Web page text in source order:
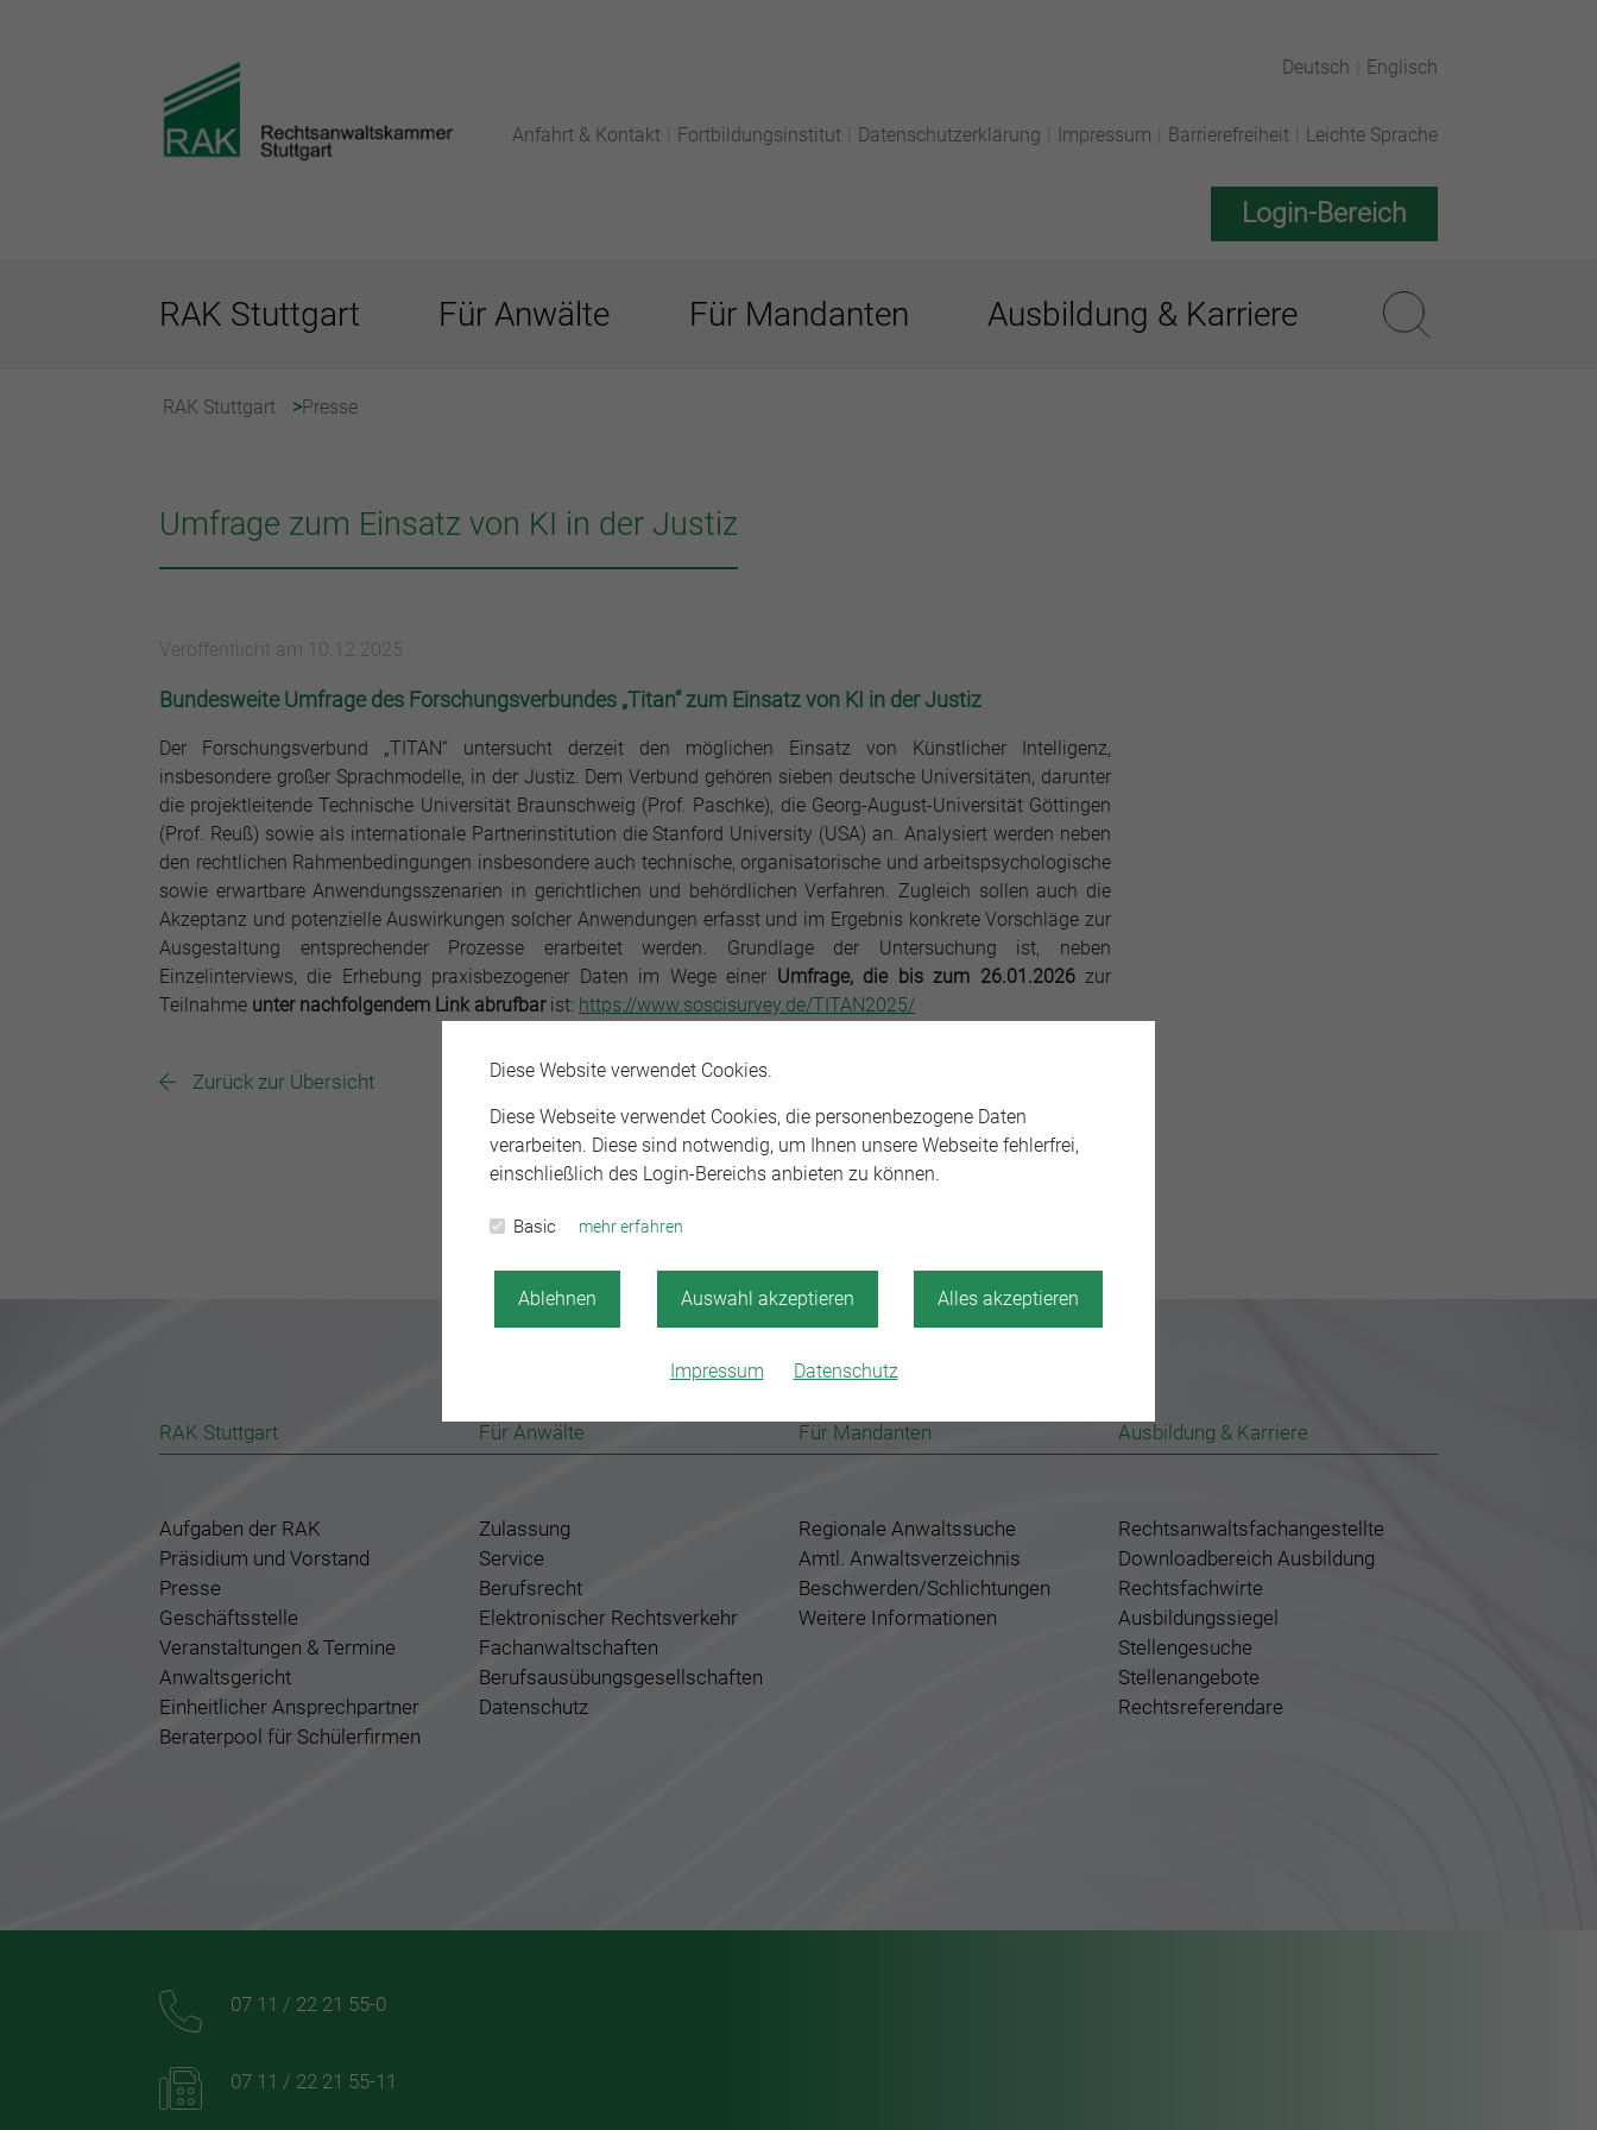
Diese Website verwendet Cookies.
Diese Webseite verwendet Cookies, die personenbezogene Daten
verarbeiten. Diese sind notwendig, um Ihnen unsere Webseite fehlerfrei,
einschließlich des Login-Bereichs anbieten zu können.
Basic mehr erfahren
Ablehnen Auswahl akzeptieren Alles akzeptieren
Impressum Datenschutz
Deutsch Englisch
Anfahrt & Kontakt Fortbildungsinstitut Datenschutzerklärung Impressum Barrierefreiheit Leichte Sprache
Login-Bereich
RAK Stuttgart Für Anwälte Für Mandanten Ausbildung & Karriere
RAK Stuttgart Presse
Umfrage zum Einsatz von KI in der Justiz
Veröffentlicht am 10.12.2025
Bundesweite Umfrage des Forschungsverbundes „Titan“ zum Einsatz von KI in der Justiz
Der Forschungsverbund „TITAN“ untersucht derzeit den möglichen Einsatz von Künstlicher Intelligenz,
insbesondere großer Sprachmodelle, in der Justiz. Dem Verbund gehören sieben deutsche Universitäten, darunter
die projektleitende Technische Universität Braunschweig (Prof. Paschke), die Georg-August-Universität Göttingen
(Prof. Reuß) sowie als internationale Partnerinstitution die Stanford University (USA) an. Analysiert werden neben
den rechtlichen Rahmenbedingungen insbesondere auch technische, organisatorische und arbeitspsychologische
sowie erwartbare Anwendungsszenarien in gerichtlichen und behördlichen Verfahren. Zugleich sollen auch die
Akzeptanz und potenzielle Auswirkungen solcher Anwendungen erfasst und im Ergebnis konkrete Vorschläge zur
Ausgestaltung entsprechender Prozesse erarbeitet werden. Grundlage der Untersuchung ist, neben
Einzelinterviews, die Erhebung praxisbezogener Daten im Wege einer Umfrage, die bis zum 26.01.2026zur
Teilnahme unter nachfolgendem Link abrufbar ist: https://www.soscisurvey.de/TITAN2025/
Zurück zur Übersicht
RAK Stuttgart
Aufgaben der RAK
Präsidium und Vorstand
Presse
Geschäftsstelle
Veranstaltungen & Termine
Anwaltsgericht
Einheitlicher Ansprechpartner
Beraterpool für Schülerfirmen
Für Anwälte
Zulassung
Service
Berufsrecht
Elektronischer Rechtsverkehr
Fachanwaltschaften
Berufsausübungsgesellschaften
Datenschutz
Für Mandanten
Regionale Anwaltssuche
Amtl. Anwaltsverzeichnis
Beschwerden/Schlichtungen
Weitere Informationen
Ausbildung & Karriere
Rechtsanwaltsfachangestellte
Downloadbereich Ausbildung
Rechtsfachwirte
Ausbildungssiegel
Stellengesuche
Stellenangebote
Rechtsreferendare
07 11 / 22 21 55-0
07 11 / 22 21 55-11